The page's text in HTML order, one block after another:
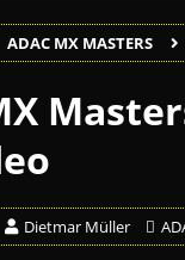
ADAC MX MASTERS
Dietmar Müller